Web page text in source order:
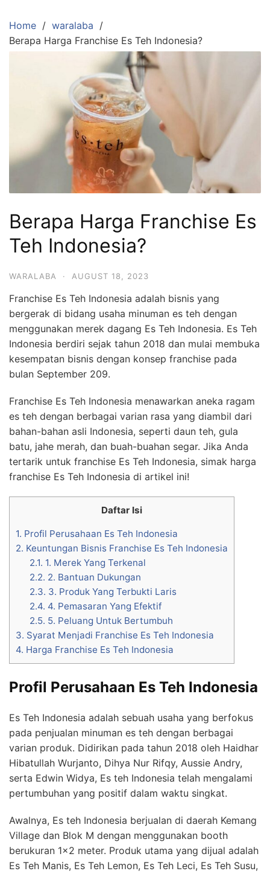
content
Home
waralaba
Berapa Harga Franchise Es Teh Indonesia?
Berapa Harga Franchise Es
Teh Indonesia?
WARALABA · AUGUST 18, 2023
Franchise Es Teh Indonesia adalah bisnis yang
bergerak di bidang usaha minuman es teh dengan
menggunakan merek dagang Es Teh Indonesia. Es Teh
Indonesia berdiri sejak tahun 2018 dan mulai membuka
kesempatan bisnis dengan konsep franchise pada
bulan September 209.
Franchise Es Teh Indonesia menawarkan aneka ragam
es teh dengan berbagai varian rasa yang diambil dari
bahan-bahan asli Indonesia, seperti daun teh, gula
batu, jahe merah, dan buah-buahan segar. Jika Anda
tertarik untuk franchise Es Teh Indonesia, simak harga
franchise Es Teh Indonesia di artikel ini!
Daftar Isi
1. Profil Perusahaan Es Teh Indonesia
2. Keuntungan Bisnis Franchise Es Teh Indonesia
2.1. 1. Merek Yang Terkenal
2.2. 2. Bantuan Dukungan
2.3. 3. Produk Yang Terbukti Laris
2.4. 4. Pemasaran Yang Efektif
2.5. 5. Peluang Untuk Bertumbuh
3. Syarat Menjadi Franchise Es Teh Indonesia
4. Harga Franchise Es Teh Indonesia
Profil Perusahaan Es Teh Indonesia
Es Teh Indonesia adalah sebuah usaha yang berfokus
pada penjualan minuman es teh dengan berbagai
varian produk. Didirikan pada tahun 2018 oleh Haidhar
Hibatullah Wurjanto, Dihya Nur Rifqy, Aussie Andry,
serta Edwin Widya, Es teh Indonesia telah mengalami
pertumbuhan yang positif dalam waktu singkat.
Awalnya, Es teh Indonesia berjualan di daerah Kemang
Village dan Blok M dengan menggunakan booth
berukuran 1×2 meter. Produk utama yang dijual adalah
Es Teh Manis, Es Teh Lemon, Es Teh Leci, Es Teh Susu,